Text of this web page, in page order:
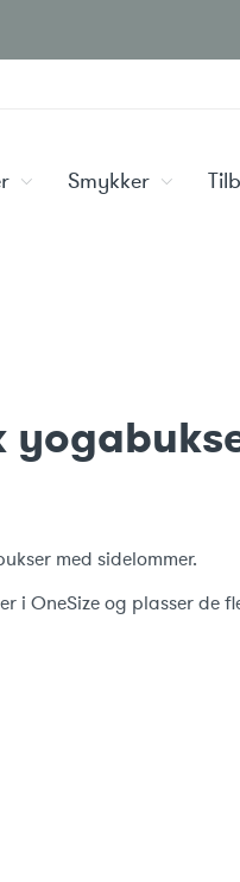
Smykker
med sidelommer.
i OneSize og plasser de